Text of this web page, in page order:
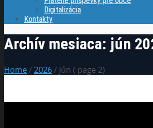
Digitalizácia
Kontakty
Archív mesiaca: jún
Home/2026/ jún ( page 2)